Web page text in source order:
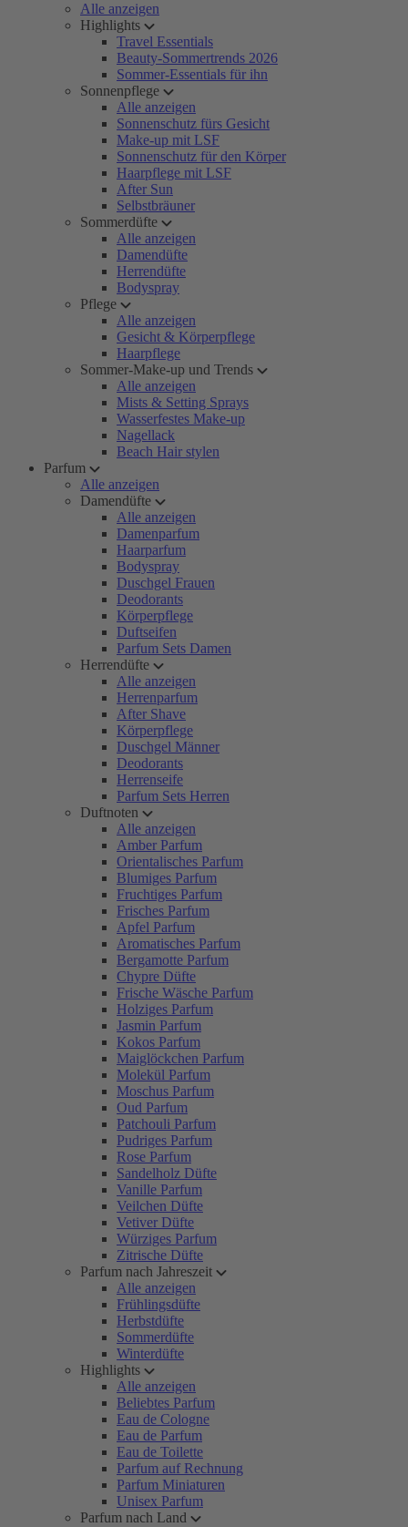
Alle anzeigen
Highlights
Travel Essentials
Beauty-Sommertrends 2026
Sommer-Essentials für ihn
Sonnenpflege
Alle anzeigen
Sonnenschutz fürs Gesicht
Make-up mit LSF
Sonnenschutz für den Körper
Haarpflege mit LSF
After Sun
Selbstbräuner
Sommerdüfte
Alle anzeigen
Damendüfte
Herrendüfte
Bodyspray
Pflege
Alle anzeigen
Gesicht & Körperpflege
Haarpflege
Sommer-Make-up und Trends
Alle anzeigen
Mists & Setting Sprays
Wasserfestes Make-up
Nagellack
Beach Hair stylen
Parfum
Alle anzeigen
Damendüfte
Alle anzeigen
Damenparfum
Haarparfum
Bodyspray
Duschgel Frauen
Deodorants
Körperpflege
Duftseifen
Parfum Sets Damen
Herrendüfte
Alle anzeigen
Herrenparfum
After Shave
Körperpflege
Duschgel Männer
Deodorants
Herrenseife
Parfum Sets Herren
Duftnoten
Alle anzeigen
Amber Parfum
Orientalisches Parfum
Blumiges Parfum
Fruchtiges Parfum
Frisches Parfum
Apfel Parfum
Aromatisches Parfum
Bergamotte Parfum
Chypre Düfte
Frische Wäsche Parfum
Holziges Parfum
Jasmin Parfum
Kokos Parfum
Maiglöckchen Parfum
Molekül Parfum
Moschus Parfum
Oud Parfum
Patchouli Parfum
Pudriges Parfum
Rose Parfum
Sandelholz Düfte
Vanille Parfum
Veilchen Düfte
Vetiver Düfte
Würziges Parfum
Zitrische Düfte
Parfum nach Jahreszeit
Alle anzeigen
Frühlingsdüfte
Herbstdüfte
Sommerdüfte
Winterdüfte
Highlights
Alle anzeigen
Beliebtes Parfum
Eau de Cologne
Eau de Parfum
Eau de Toilette
Parfum auf Rechnung
Parfum Miniaturen
Unisex Parfum
Parfum nach Land